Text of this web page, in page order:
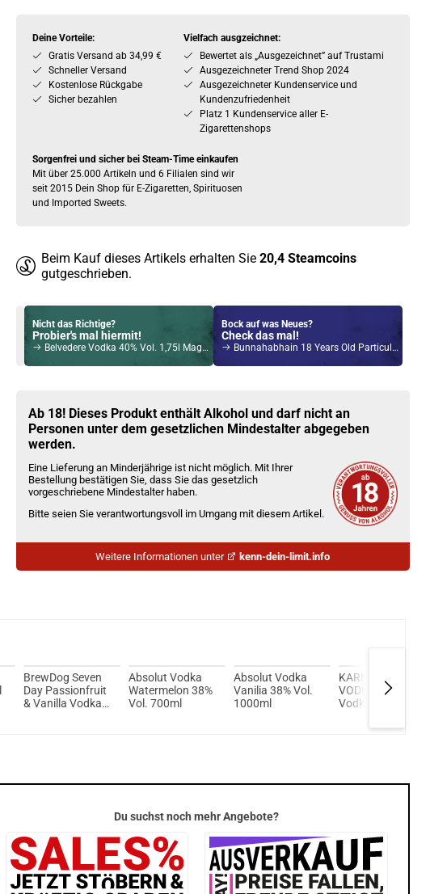
Deine Vorteile:
Gratis Versand ab 34,99 €
Schneller Versand
Kostenlose Rückgabe
Sicher bezahlen
Vielfach ausgzeichnet:
Bewertet als „Ausgezeichnet” auf Trustami
Ausgezeichneter Trend Shop 2024
Ausgezeichneter Kundenservice und
Kundenzufriedenheit
Platz 1 Kundenservice aller E-
Zigarettenshops
Sorgenfrei und sicher bei Steam-Time einkaufen
Mit über 25.000 Artikeln und 6 Filialen sind wir
seit 2015 Dein Shop für E-Zigaretten, Spirituosen
und Imported Sweets.
Beim Kauf dieses Artikels erhalten Sie 20,4 Steamcoins
gutgeschrieben.
Nicht das Richtige?
Probier's mal hiermit!
Belvedere Vodka 40% Vol. 1,75l Magnum Plus
Bock auf was Neues?
Check das mal!
Bunnahabhain 18 Years Old Particular Moine Islay Single Malt Scotch Whisky 48,4% Vol. 700ml
Vsticking VIY 1,8ml 750mAh Pod System Kit Gunmetal
Ab 18! Dieses Produkt enthält Alkohol und darf nicht an
Personen unter dem gesetzlichen Mindestalter abgegeben
werden.
Eine Lieferung an Minderjährige ist nicht möglich. Mit Ihrer
Bestellung bestätigen Sie, dass Sie das gesetzlich
vorgeschriebene Mindestalter haben.
Bitte seien Sie verantwortungsvoll im Umgang mit diesem Artikel.
Weitere Informationen unter kenn-dein-limit.info
BrewDog Seven
Day Passionfruit
& Vanilla Vodka
Absolut Vodka
Watermelon 38%
Vol. 700ml
Absolut Vodka
Vanilia 38% Vol.
1000ml
KARNEVAL
VODKA Premium
Vodka 40% Vol.
Du suchst noch mehr Angebote?